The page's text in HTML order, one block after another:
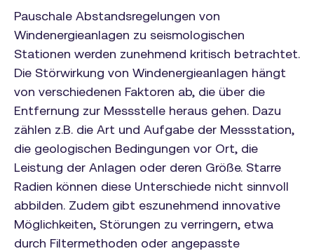
Pauschale Abstandsregelungen von
Windenergieanlagen zu seismologischen
Stationen werden zunehmend kritisch betrachtet.
Die Störwirkung von Windenergieanlagen hängt
von verschiedenen Faktoren ab, die über die
Entfernung zur Messstelle heraus gehen. Dazu
zählen z.B. die Art und Aufgabe der Messstation,
die geologischen Bedingungen vor Ort, die
Leistung der Anlagen oder deren Größe. Starre
Radien können diese Unterschiede nicht sinnvoll
abbilden. Zudem gibt eszunehmend innovative
Möglichkeiten, Störungen zu verringern, etwa
durch Filtermethoden oder angepasste